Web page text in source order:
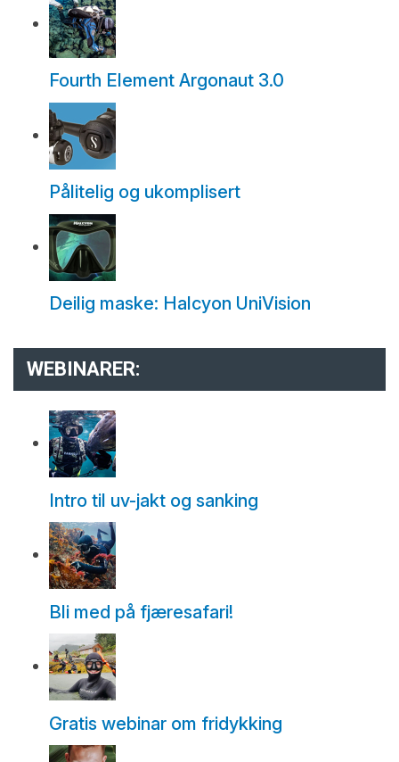
Fourth Element Argonaut 3.0
Pålitelig og ukomplisert
Deilig maske: Halcyon UniVision
WEBINARER:
Intro til uv-jakt og sanking
Bli med på fjæresafari!
Gratis webinar om fridykking